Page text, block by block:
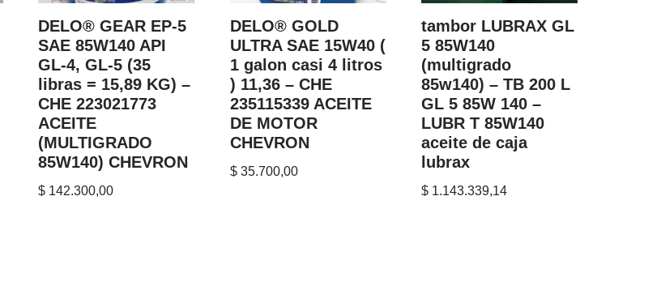
DELO® GEAR EP-5
SAE 85W140 API
GL-4, GL-5 (35
libras = 15,89 KG) –
CHE 223021773
ACEITE
(MULTIGRADO
85W140) CHEVRON
$ 142.300,00
DELO® GOLD
ULTRA SAE 15W40 (
1 galon casi 4 litros
) 11,36 – CHE
235115339 ACEITE
DE MOTOR
CHEVRON
$35.700,00
tambor LUBRAX GL
5 85W140
(multigrado
85w140) – TB 200 L
GL 5 85W 140 –
LUBR T 85W140
aceite de caja
lubrax
$ 1.143.339,14